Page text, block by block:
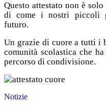
Questo attestato non è
di come i nostri piccoli
futuro.
Un grazie di cuore a tutti i
comunità scolastica che
percorso di condivisione.
Notizie